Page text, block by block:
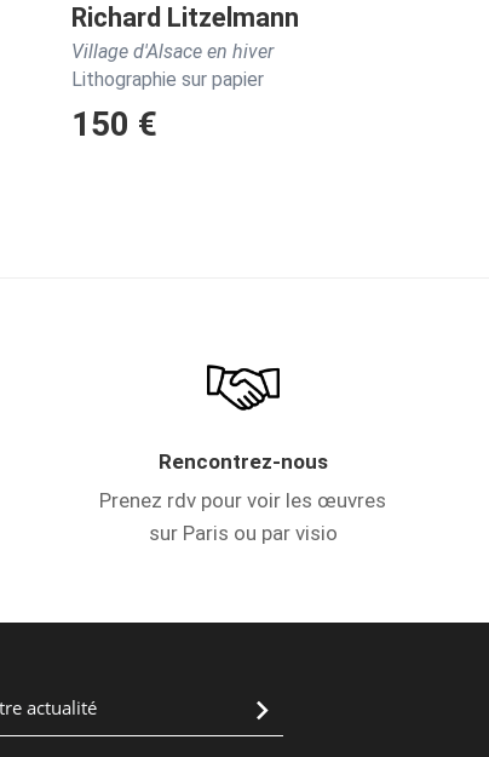
Richard Litzelmann
Village d'Alsace en hiver
Lithographie sur papier
150 €
Rencontrez-nous
Prenez rdv pour voir les œuvres
sur Paris ou par visio